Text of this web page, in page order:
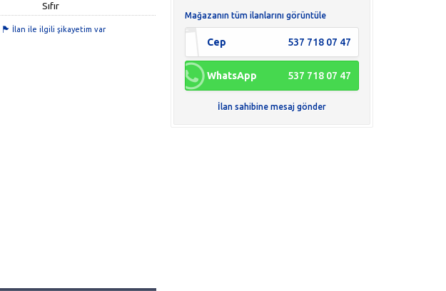
Sıfır
İlan ile ilgili şikayetim var
Mağazanın tüm ilanlarını görüntüle
Cep 537 718 07 47
WhatsApp 537 718 07 47
İlan sahibine mesaj gönder